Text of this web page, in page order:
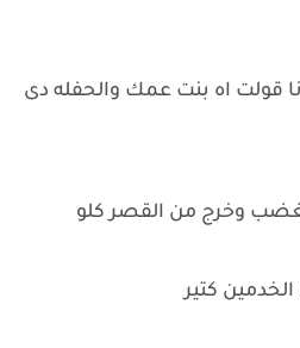
قولت اه بنت عمك والحفله دى
وخرج من القصر كلو
كتير